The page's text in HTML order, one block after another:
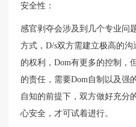
​安全性：
感官剥夺会涉及到几个专业问
方式，D/s双方需建立极高的
的权利，Dom有更多的控制，
的责任，需要Dom自制以及强
自知的前提下，双方做好充分
心安全，才可试着进行。